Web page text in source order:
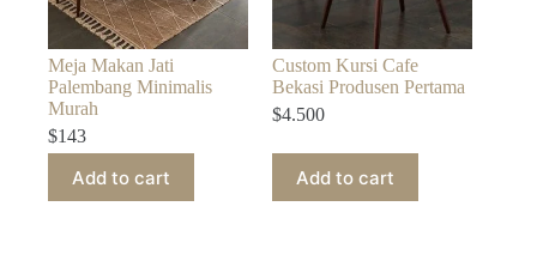
Meja Makan Jati
Palembang Minimalis
Murah
$143
Add to cart
Custom Kursi Cafe
Bekasi Produsen Pertama
$4.500
Add to cart